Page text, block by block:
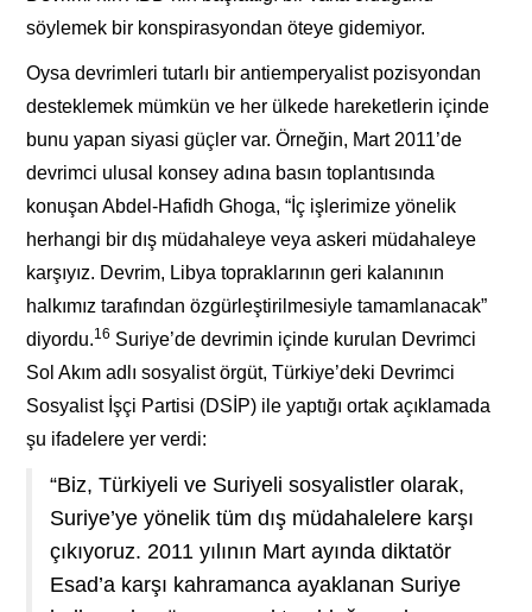
söylemek bir konspirasyondan öteye gidemiyor.
Oysa devrimleri tutarlı bir antiemperyalist pozisyondan
desteklemek mümkün ve her ülkede hareketlerin içinde
bunu yapan siyasi güçler var. Örneğin, Mart 2011’de
devrimci ulusal konsey adına basın toplantısında
konuşan Abdel-Hafidh Ghoga, “İç işlerimize yönelik
herhangi bir dış müdahaleye veya askeri müdahaleye
karşıyız. Devrim, Libya topraklarının geri kalanının
halkımız tarafından özgürleştirilmesiyle tamamlanacak”
diyordu.16 Suriye’de devrimin içinde kurulan Devrimci
Sol Akım adlı sosyalist örgüt, Türkiye’deki Devrimci
Sosyalist İşçi Partisi (DSİP) ile yaptığı ortak açıklamada
şu ifadelere yer verdi:
“Biz, Türkiyeli ve Suriyeli sosyalistler olarak,
Suriye’ye yönelik tüm dış müdahalelere karşı
çıkıyoruz. 2011 yılının Mart ayında diktatör
Esad’a karşı kahramanca ayaklanan Suriye